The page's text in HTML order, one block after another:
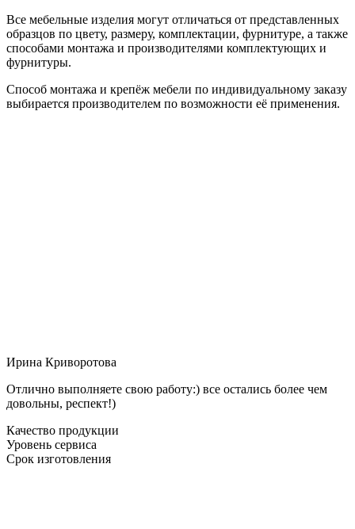
Все мебельные изделия могут отличаться от представленных
образцов по цвету, размеру, комплектации, фурнитуре, а также
способами монтажа и производителями комплектующих и
фурнитуры.
Способ монтажа и крепёж мебели по индивидуальному заказу
выбирается производителем по возможности её применения.
Ирина Криворотова
Отлично выполняете свою работу:) все остались более чем
довольны, респект!)
Качество продукции
Уровень сервиса
Срок изготовления